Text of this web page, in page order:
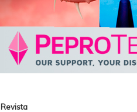
Revista